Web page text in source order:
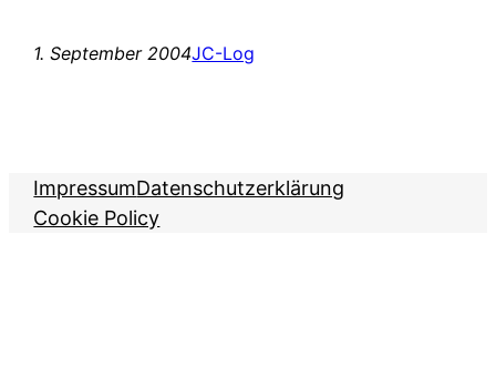
1. September 2004JC-Log
ImpressumDatenschutzerklärung
Cookie Policy